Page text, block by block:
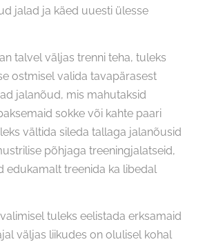
jalad ja käed uuesti ülesse
talvel väljas trenni teha, tuleks
ostmisel valida tavapärasest
jalanõud, mis mahutaksid
sokke või kahte paari
vältida sileda tallaga jalanõusid
põhjaga treeningjalatseid,
edukamalt treenida ka libedal
tuleks eelistada erksamaid
väljas liikudes on olulisel kohal